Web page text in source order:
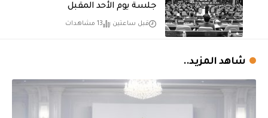
جلسة يوم الأحد المقبل
قبل ساعتين 13 مشاهدات
شاهد المزيد..